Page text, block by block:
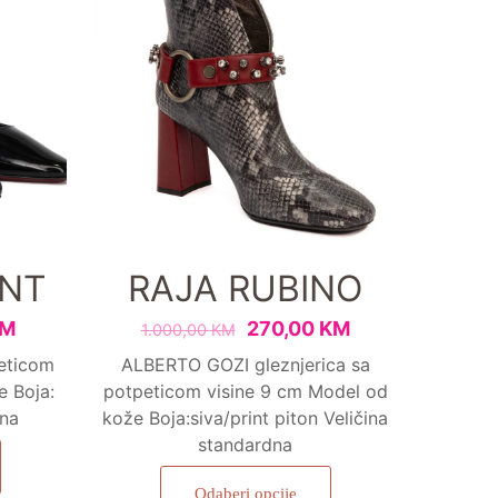
Boja:
RAJA RUBINO
1.000,00KM 270,00 KM
ALBERTO GOZI gleznjerica sa
potpeticom visine 9 cm Model od
kože Boja:siva/print piton Veličina
standardna
Odaberi opcije